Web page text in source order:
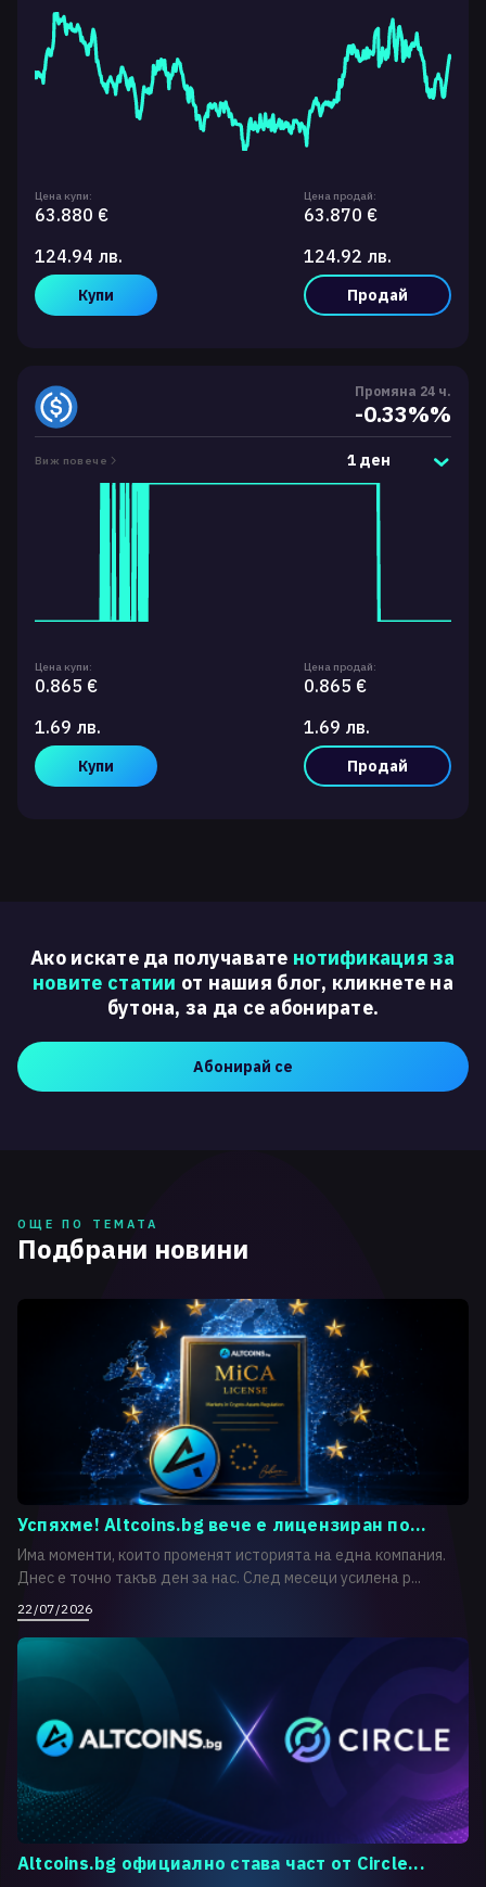
Цена купи:
63.880 €
124.94 лв.
Купи
Цена продай:
63.870 €
124.92 лв.
Продай
Промяна 24 ч.
-0.33%%
Виж повече 1 ден
Цена купи:
0.865 €
1.69 лв.
Купи
Цена продай:
0.865 €
1.69 лв.
Продай
Ако искате да получавате нотификация за
новите статии от нашия блог, кликнете на
бутона, за да се абонирате.
Абонирай се
ОЩЕ ПО ТЕМАТА
Подбрани новини
Успяхме! Altcoins.bg вече е лицензиран по...
Има моменти, които променят историята на една компания.
Днес е точно такъв ден за нас. След месеци усилена р...
22/07/2026
Altcoins.bg официално става част от Circle...